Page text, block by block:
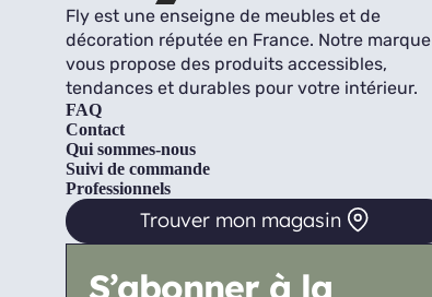
Fly est une enseigne de meubles et de
décoration réputée en France. Notre marque
vous propose des produits accessibles,
tendances et durables pour votre intérieur.
FAQ
Contact
Qui sommes-nous
Suivi de commande
Professionnels
Trouver mon magasin
S’abonner à la